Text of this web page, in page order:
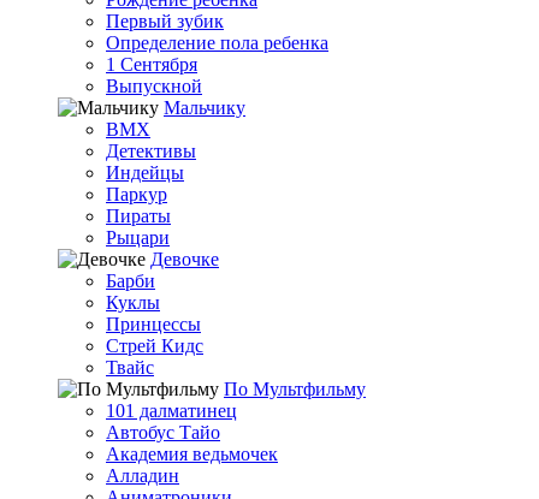
Первый зубик
Определение пола ребенка
1 Сентября
Выпускной
Мальчику
BMX
Детективы
Индейцы
Паркур
Пираты
Рыцари
Девочке
Барби
Куклы
Принцессы
Стрей Кидс
Твайс
По Мультфильму
101 далматинец
Автобус Тайо
Академия ведьмочек
Алладин